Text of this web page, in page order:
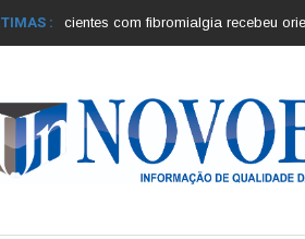
:
pacientes com fibromialgia recebeu